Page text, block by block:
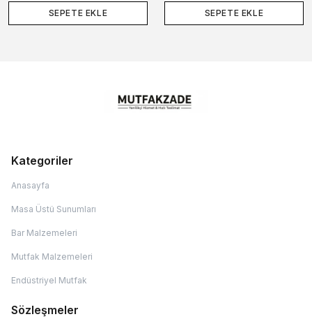
SEPETE EKLE SEPETE EKLE
Kategoriler
Anasayfa
Masa Üstü Sunumları
Bar Malzemeleri
Mutfak Malzemeleri
Endüstriyel Mutfak
Sözleşmeler